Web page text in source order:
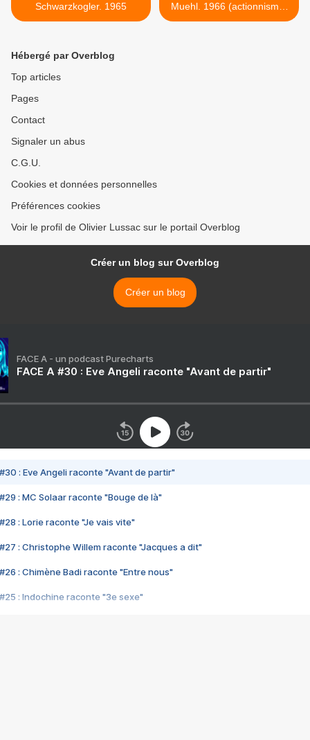
Schwarzkogler. 1965
Muehl. 1966 (actionnisme)
>
Hébergé par Overblog
Top articles
Pages
Contact
Signaler un abus
C.G.U.
Cookies et données personnelles
Préférences cookies
Voir le profil de Olivier Lussac sur le portail Overblog
Créer un blog sur Overblog
Créer un blog
FACE A - un podcast Purecharts
FACE A #30 : Eve Angeli raconte "Avant de partir"
#30 : Eve Angeli raconte "Avant de partir"
#29 : MC Solaar raconte "Bouge de là"
#28 : Lorie raconte "Je vais vite"
#27 : Christophe Willem raconte "Jacques a dit"
#26 : Chimène Badi raconte "Entre nous"
#25 : Indochine raconte "3e sexe"